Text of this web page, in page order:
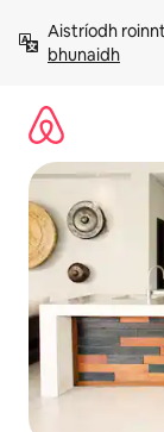
chuig
ábhar
Aistríodh
bhunaidh